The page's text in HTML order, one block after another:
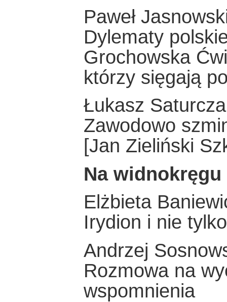
Paweł
Dylematy
Grochowska
którzy sięgają
Łukasz
Zawodowo
[Jan Zieliński
Na widnokręgu
Elżbieta
Irydion i nie tylko
Andrzej
Rozmowa na
wspomnienia